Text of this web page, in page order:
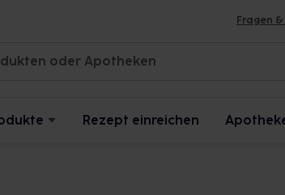
Fragen
Rezept einreichen